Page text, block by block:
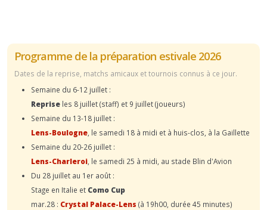
Programme de la préparation estivale 2026
Dates de la reprise, matchs amicaux et tournois connus à ce jour.
Semaine du 6-12 juillet :
Reprise les 8 juillet (staff) et 9 juillet (joueurs)
Semaine du 13-18 juillet :
Lens-Boulogne , le samedi 18 à midi et à huis-clos, à la Gaillette
Semaine du 20-26 juillet :
Lens-Charleroi , le samedi 25 à midi, au stade Blin d'Avion
Du 28 juillet au 1er août :
Stage en Italie et Como Cup
mar.28 : Crystal Palace-Lens (à 19h00, durée 45 minutes)